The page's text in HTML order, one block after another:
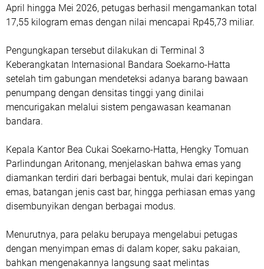
April hingga Mei 2026, petugas berhasil mengamankan total
17,55 kilogram emas dengan nilai mencapai Rp45,73 miliar.
Pengungkapan tersebut dilakukan di Terminal 3
Keberangkatan Internasional Bandara Soekarno-Hatta
setelah tim gabungan mendeteksi adanya barang bawaan
penumpang dengan densitas tinggi yang dinilai
mencurigakan melalui sistem pengawasan keamanan
bandara.
Kepala Kantor Bea Cukai Soekarno-Hatta, Hengky Tomuan
Parlindungan Aritonang, menjelaskan bahwa emas yang
diamankan terdiri dari berbagai bentuk, mulai dari kepingan
emas, batangan jenis cast bar, hingga perhiasan emas yang
disembunyikan dengan berbagai modus.
Menurutnya, para pelaku berupaya mengelabui petugas
dengan menyimpan emas di dalam koper, saku pakaian,
bahkan mengenakannya langsung saat melintas